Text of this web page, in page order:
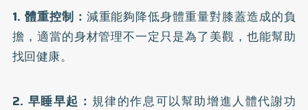
1. 體重控制： 減重能夠降低身體重量對膝蓋造成的負
擔，適當的身材管理不一定只是為了美觀，也能幫助
找回健康。
2. 早睡早起： 規律的作息可以幫助增進人體代謝功